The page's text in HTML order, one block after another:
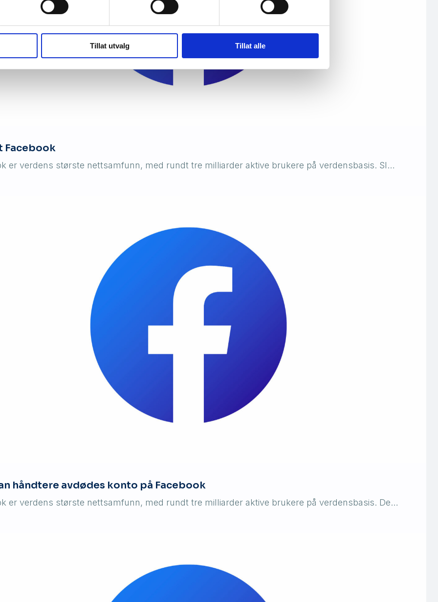
Tillat utvalg Tillat alle
Facebook
er verdens største nettsamfunn, med rundt tre milliarder aktive brukere på verdensbasis. Sl…
håndtere avdødes konto på Facebook
er verdens største nettsamfunn, med rundt tre milliarder aktive brukere på verdensbasis. De…